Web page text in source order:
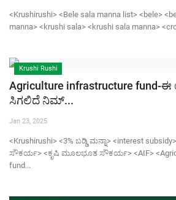
<Krushirushi> <Bele sala manna list> <bele>
manna> <krushi sala> <krushi sala manna>
Krushi Rushi
Agriculture infrastructure
ಸಿಗಲಿದೆ ನಿಮ್...
Jan 23, 2025
<Krushirushi> <3% ಬಡ್ಡಿ ಮನ್ನಾ> <interest
ಸೌಕರ್ಯ> <ಕೃಷಿ ಮೂಲಭೂತ ಸೌಕರ್ಯ> <AIF>
fund...